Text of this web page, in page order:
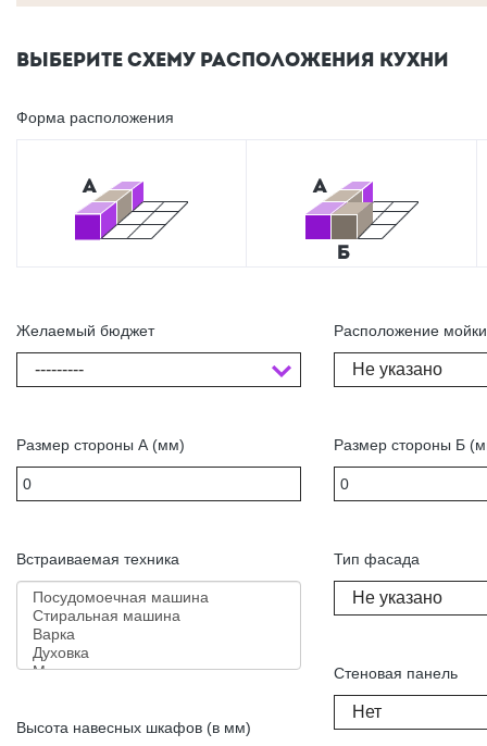
ВЫБЕРИТЕ СХЕМУ РАСПОЛОЖЕНИЯ КУХНИ
Форма расположения
Желаемый бюджет
---------
Размер стороны А (мм)
Встраиваемая техника
Высота навесных шкафов (в мм)
Расположение мойки
Не указано
Размер стороны Б
Тип фасада
Не указано
Стеновая панель
Нет